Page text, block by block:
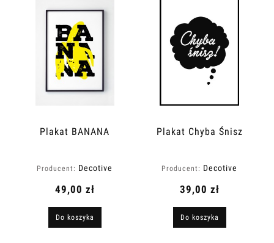
Plakat BANANA
Producent: Decotive
49,00 zł
Do koszyka
Plakat Chyba Śnisz
Producent: Decotive
39,00 zł
Do koszyka